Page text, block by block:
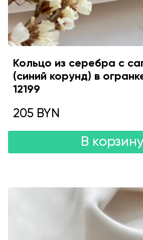
Кольцо из серебра с
(синий корунд) в
12199
205 BYN
В